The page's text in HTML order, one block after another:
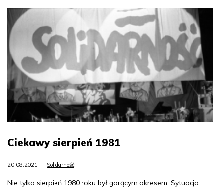
Ciekawy sierpień 1981
20.08.2021 Solidarność
Nie tylko sierpień 1980 roku był gorącym okresem. Sytuacja